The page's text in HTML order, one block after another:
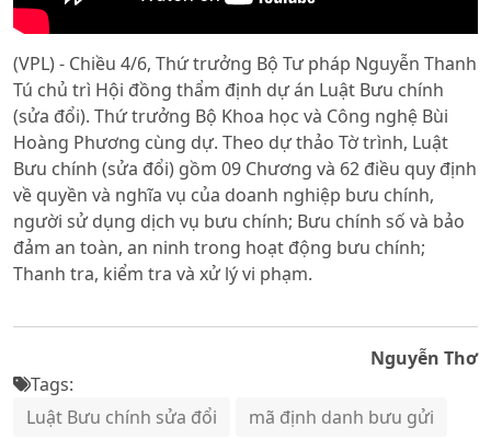
(VPL) - Chiều 4/6, Thứ trưởng Bộ Tư pháp Nguyễn Thanh
Tú chủ trì Hội đồng thẩm định dự án Luật Bưu chính
(sửa đổi). Thứ trưởng Bộ Khoa học và Công nghệ Bùi
Hoàng Phương cùng dự. Theo dự thảo Tờ trình, Luật
Bưu chính (sửa đổi) gồm 09 Chương và 62 điều quy định
về quyền và nghĩa vụ của doanh nghiệp bưu chính,
người sử dụng dịch vụ bưu chính; Bưu chính số và bảo
đảm an toàn, an ninh trong hoạt động bưu chính;
Thanh tra, kiểm tra và xử lý vi phạm.
Nguyễn Thơ
Tags:
Luật Bưu chính sửa đổi
mã định danh bưu gửi